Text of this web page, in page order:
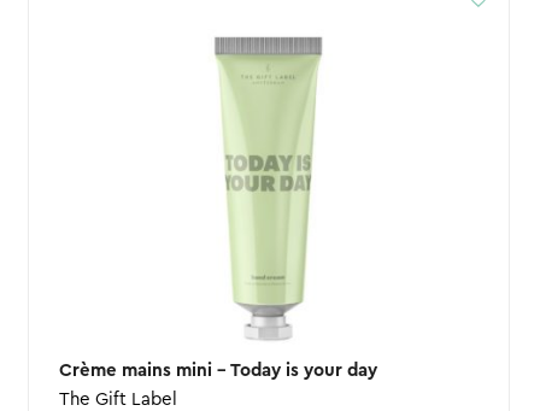
Crème mains mini – Today is your day
The Gift Label